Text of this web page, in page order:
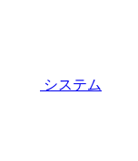
システム